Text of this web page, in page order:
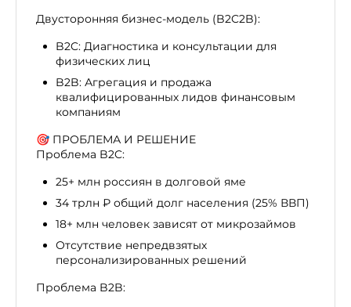
Двусторонняя бизнес-модель (B2C2B):
B2C: Диагностика и консультации для
физических лиц
B2B: Агрегация и продажа
квалифицированных лидов финансовым
компаниям
🎯 ПРОБЛЕМА И РЕШЕНИЕ
Проблема B2C:
25+ млн россиян в долговой яме
34 трлн ₽ общий долг населения (25% ВВП)
18+ млн человек зависят от микрозаймов
Отсутствие непредвзятых
персонализированных решений
Проблема B2B: